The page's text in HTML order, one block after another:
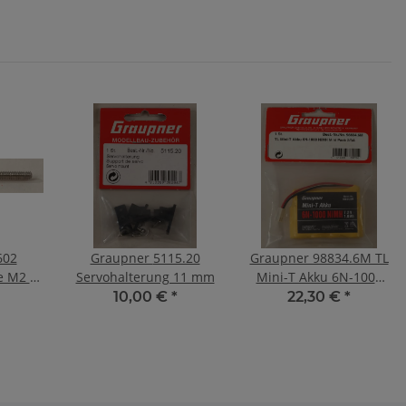
M2 1
Graupner 5115.20
Servohalterung 11 mm
10,00 € *
Graupner 98834.6M TL
Mini-T Akku 6N-1000
NiMH 2
22,30 € *